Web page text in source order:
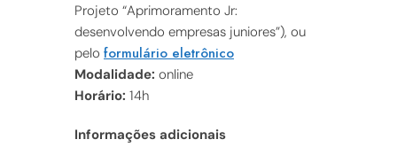
Projeto “Aprimoramento Jr:
desenvolvendo empresas juniores”), ou
pelo formulário eletrônico
Modalidade: online
Horário: 14h
Informações adicionais